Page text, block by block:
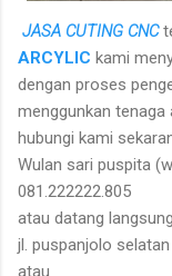
JASA CUTING CNC
ARCYLIC kami
dengan proses
menggunkan
hubungi kami
Wulan sari puspita
081.222222.805
atau datang
jl. puspanjolo
atau